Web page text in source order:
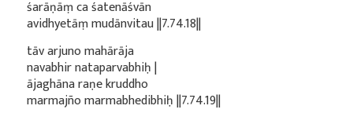
śarāṇāṃ ca śatenāśvān
avidhyetāṃ mudānvitau ||7.74.18||
tāv arjuno mahārāja
navabhir nataparvabhiḥ |
ājaghāna raṇe kruddho
marmajño marmabhedibhiḥ ||7.74.19||